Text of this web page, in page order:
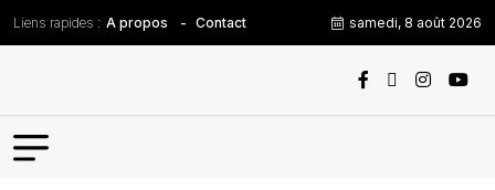
Liens rapides : A propos Contact samedi, 8 août 2026